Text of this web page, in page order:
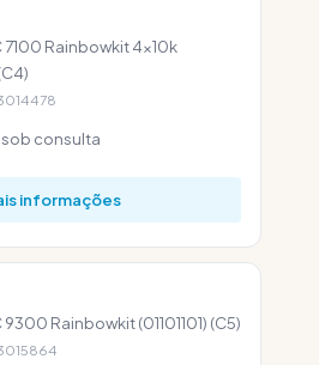
7100 Rainbowkit 4x10k
sob consulta
informações
9300 Rainbowkit (01101101) (C5)